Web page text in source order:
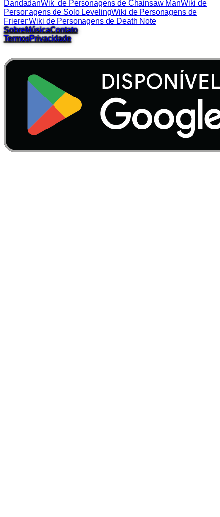
DandadanWiki de Personagens de Chainsaw ManWiki de
Personagens de Solo LevelingWiki de Personagens de
FrierenWiki de Personagens de Death Note
SobreMúsicaContato
TermosPrivacidade